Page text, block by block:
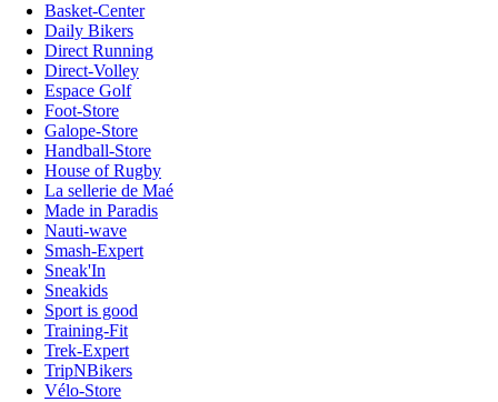
Basket-Center
Daily Bikers
Direct Running
Direct-Volley
Espace Golf
Foot-Store
Galope-Store
Handball-Store
House of Rugby
La sellerie de Maé
Made in Paradis
Nauti-wave
Smash-Expert
Sneak'In
Sneakids
Sport is good
Training-Fit
Trek-Expert
TripNBikers
Vélo-Store